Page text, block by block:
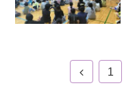
1